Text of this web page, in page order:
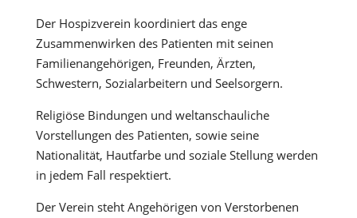
Der Hospizverein koordiniert das enge
Zusammenwirken des Patienten mit seinen
Familienangehörigen, Freunden, Ärzten,
Schwestern, Sozialarbeitern und Seelsorgern.
Religiöse Bindungen und weltanschauliche
Vorstellungen des Patienten, sowie seine
Nationalität, Hautfarbe und soziale Stellung werden
in jedem Fall respektiert.
Der Verein steht Angehörigen von Verstorbenen